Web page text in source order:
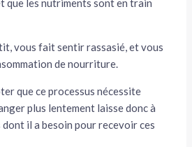
que les nutriments sont en train
vous fait sentir rassasié, et vous
de nourriture.
que ce processus nécessite
plus lentement laisse donc à
il a besoin pour recevoir ces